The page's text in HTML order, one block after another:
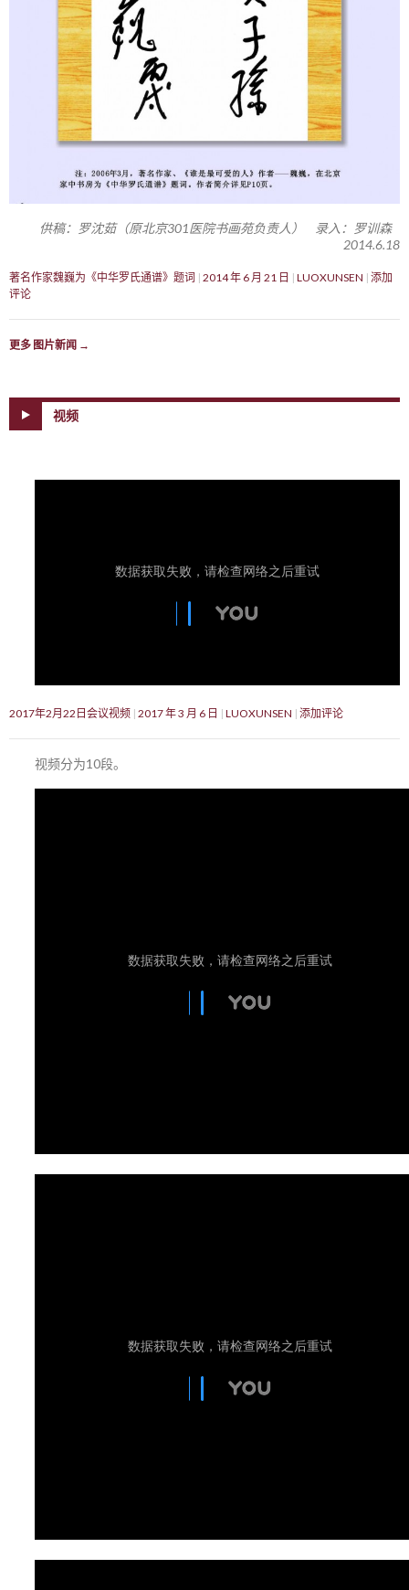
供稿：罗沈茹（原北京301医院书画苑负责人） 录入：罗训森
2014.6.18
著名作家魏巍为《中华罗氏通谱》题词 2014 年 6 月 21 日 LUOXUNSEN 添加
评论
更多 图片新闻 →
视频
2017年2月22日会议视频 2017 年 3 月 6 日 LUOXUNSEN 添加评论
视频分为10段。